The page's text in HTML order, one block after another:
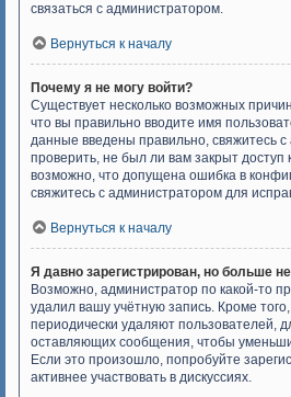
связаться с администратором.
Вернуться к началу
Почему я не могу войти?
Существует несколько возможных
что вы правильно вводите имя
данные введены правильно, свяжитесь
проверить, не был ли вам закрыт доступ
возможно, что допущена ошибка в
свяжитесь с администратором для
Вернуться к началу
Я давно зарегистрирован, но больше
Возможно, администратор по какой-то
удалил вашу учётную запись. Кроме
периодически удаляют пользователей,
оставляющих сообщения, чтобы
Если это произошло, попробуйте
активнее участвовать в дискуссиях.